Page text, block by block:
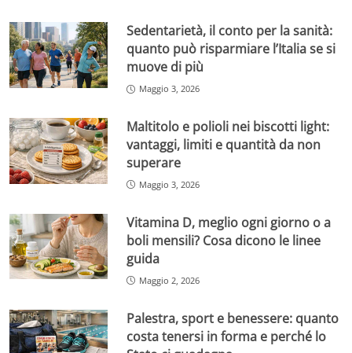
Sedentarietà, il conto per la sanità:
quanto può risparmiare l’Italia se si
muove di più
Maggio 3, 2026
Maltitolo e polioli nei biscotti light:
vantaggi, limiti e quantità da non
superare
Maggio 3, 2026
Vitamina D, meglio ogni giorno o a
boli mensili? Cosa dicono le linee
guida
Maggio 2, 2026
Palestra, sport e benessere: quanto
costa tenersi in forma e perché lo